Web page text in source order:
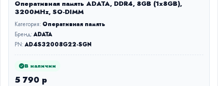
Оперативная память ADATA, DDR4, 8GB (1x8GB),
3200MHz, SO-DIMM
Категория: Оперативная память
Бренд:ADATA
PN:AD4S32008G22-SGN
В наличии
5 790 р